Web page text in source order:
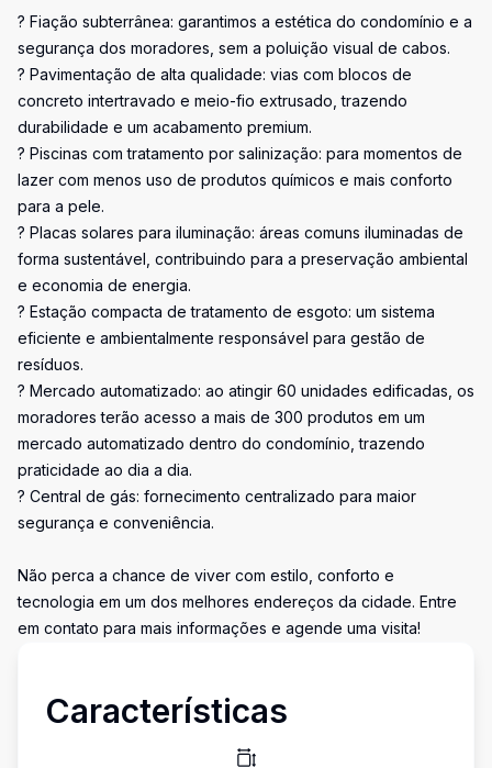
? Fiação subterrânea: garantimos a estética do condomínio e a
segurança dos moradores, sem a poluição visual de cabos.
? Pavimentação de alta qualidade: vias com blocos de
concreto intertravado e meio-fio extrusado, trazendo
durabilidade e um acabamento premium.
? Piscinas com tratamento por salinização: para momentos de
lazer com menos uso de produtos químicos e mais conforto
para a pele.
? Placas solares para iluminação: áreas comuns iluminadas de
forma sustentável, contribuindo para a preservação ambiental
e economia de energia.
? Estação compacta de tratamento de esgoto: um sistema
eficiente e ambientalmente responsável para gestão de
resíduos.
? Mercado automatizado: ao atingir 60 unidades edificadas, os
moradores terão acesso a mais de 300 produtos em um
mercado automatizado dentro do condomínio, trazendo
praticidade ao dia a dia.
? Central de gás: fornecimento centralizado para maior
segurança e conveniência.
Não perca a chance de viver com estilo, conforto e
tecnologia em um dos melhores endereços da cidade. Entre
em contato para mais informações e agende uma visita!
Características